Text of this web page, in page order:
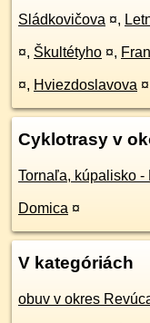
Sládkovičova ¤,
¤, Škultétyho ¤,
¤, Hviezdoslavova ¤
Cyklotrasy v
Tornaľa, kúpalisko -
Domica ¤
V kategóriách
obuv v okres